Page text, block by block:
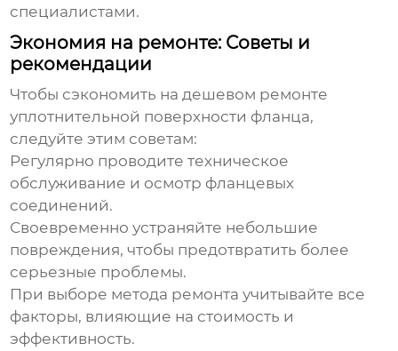
специалистами.
Экономия на ремонте: Советы и
рекомендации
Чтобы сэкономить надешевом ремонте
уплотнительной поверхности фланца,
следуйте этим советам:
Регулярно проводите техническое
обслуживание и осмотр фланцевых
соединений.
Своевременно устраняйте небольшие
повреждения, чтобы предотвратить более
серьезные проблемы.
При выборе метода ремонта учитывайте все
факторы, влияющие на стоимость и
эффективность.